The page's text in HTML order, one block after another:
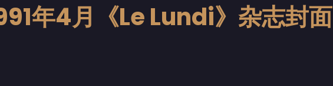
年4月《Le Lundi》杂志封面